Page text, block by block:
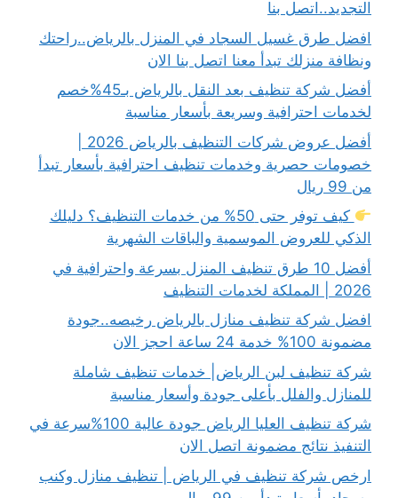
التجديد..اتصل بنا
افضل طرق غسيل السجاد في المنزل بالرياض..راحتك
ونظافة منزلك تبدأ معنا اتصل بنا الان
أفضل شركة تنظيف بعد النقل بالرياض بـ45%خصم
لخدمات احترافية وسريعة بأسعار مناسبة
خصومات حصرية وخدمات تنظيف احترافية بأسعار تبدأ
من 99 ريال
كيف توفر حتى 50% من خدمات التنظيف؟ دليلك
الذكي للعروض الموسمية والباقات الشهرية
أفضل 10 طرق تنظيف المنزل بسرعة واحترافية في
2026 | المملكة لخدمات التنظيف
افضل شركة تنظيف منازل بالرياض رخيصه..جودة
مضمونة 100% خدمة 24 ساعة احجز الان
شركة تنظيف لبن الرياض| خدمات تنظيف شاملة
للمنازل والفلل بأعلى جودة وأسعار مناسبة
شركة تنظيف العليا الرياض جودة عالية 100%سرعة في
التنفيذ نتائج مضمونة اتصل الان
ارخص شركة تنظيف في الرياض | تنظيف منازل وكنب